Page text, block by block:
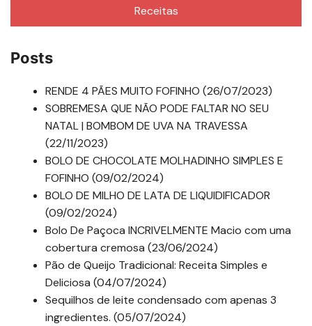
Receitas
Posts
RENDE 4 PÃES MUITO FOFINHO (26/07/2023)
SOBREMESA QUE NÃO PODE FALTAR NO SEU
NATAL | BOMBOM DE UVA NA TRAVESSA
(22/11/2023)
BOLO DE CHOCOLATE MOLHADINHO SIMPLES E
FOFINHO (09/02/2024)
BOLO DE MILHO DE LATA DE LIQUIDIFICADOR
(09/02/2024)
Bolo De Paçoca INCRIVELMENTE Macio com uma
cobertura cremosa (23/06/2024)
Pão de Queijo Tradicional: Receita Simples e
Deliciosa (04/07/2024)
Sequilhos de leite condensado com apenas 3
ingredientes. (05/07/2024)